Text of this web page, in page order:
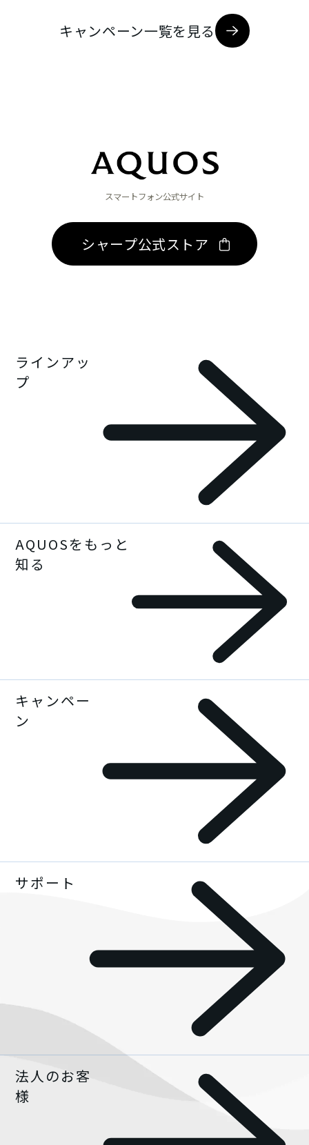
キャンペーン一覧を見る
スマートフォン公式サイト
シャープ公式ストア
ラインアッ
プ
ラインアップ一覧
ルーター / 電話ユニット
AQUOSをもっと
知る
AQUOSをもっと知る一覧
スマートフォンアクセサリー
キャンペー
ン
キャンペーン一覧
サポート
サポート一覧
法人のお客
様